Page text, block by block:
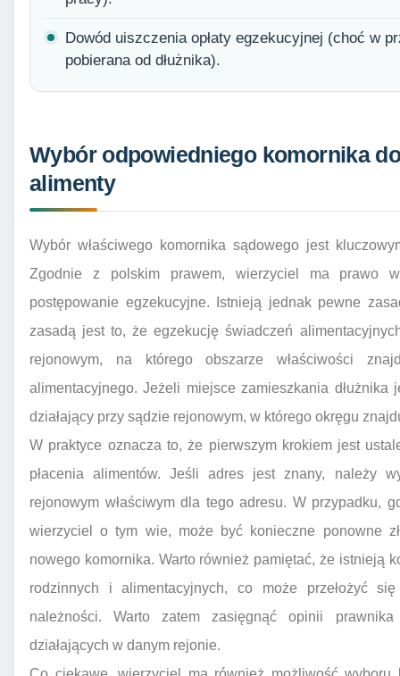
Dowód uiszczenia opłaty egzekucyjnej (choć w
pobierana od dłużnika).
Wybór odpowiedniego komornika
alimenty
Wybór właściwego komornika sądowego jest
Zgodnie z polskim prawem, wierzyciel ma prawo
postępowanie egzekucyjne. Istnieją jednak pewne
zasadą jest to, że egzekucję świadczeń
rejonowym, na którego obszarze właściwości
alimentacyjnego. Jeżeli miejsce zamieszkania
działający przy sądzie rejonowym, w którego okręgu
W praktyce oznacza to, że pierwszym krokiem jest
płacenia alimentów. Jeśli adres jest znany, należy
rejonowym właściwym dla tego adresu. W przypadku,
wierzyciel o tym wie, może być konieczne ponowne
nowego komornika. Warto również pamiętać, że istnieją
rodzinnych i alimentacyjnych, co może przełożyć
należności. Warto zatem zasięgnąć opinii
działających w danym rejonie.